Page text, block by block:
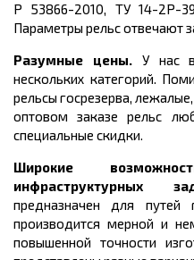
Р 53866-2010, ТУ 14-2Р-
Параметры рельс отвечают
Разумные цены. У нас
нескольких категорий.
рельсы госрезерва,
оптовом заказе рельс
специальные скидки.
Широкие
инфраструктурных
предназначен для
путей
производится мерной и
повышенной точности